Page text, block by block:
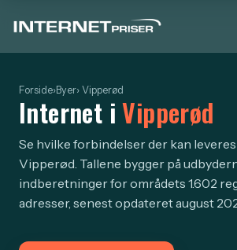
Forside›Byer› Vipperød
Internet iVipperød
Se hvilke forbindelser der kan leveres
Vipperød. Tallene bygger på
indberetninger for områdets 1.602
adresser, senest opdateret august